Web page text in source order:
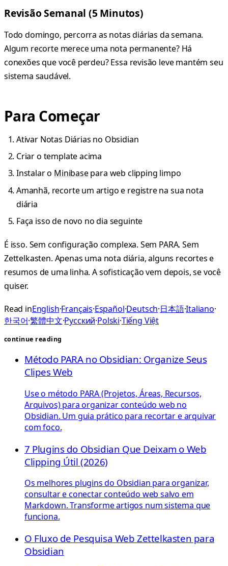
Revisão Semanal (5 Minutos)
Todo domingo, percorra as notas diárias da semana.
Algum recorte merece uma nota permanente? Há
conexões que você perdeu? Essa revisão leve mantém seu
sistema saudável.
Para Começar
Ativar Notas Diárias no Obsidian
Criar o template acima
Instalar o Minibasepara web clipping limpo
Amanhã, recorte um artigo e registre na sua nota
diária
Faça isso de novo no dia seguinte
É isso. Sem configuração complexa. Sem PARA. Sem
Zettelkasten. Apenas uma nota diária, alguns recortes e
resumos de uma linha. A sofisticação vem depois, se você
quiser.
Read inEnglish·Français·Español·Deutsch·日本語·Italiano·
한국어·繁體中文·Русский·Polski·Tiếng Việt
continue reading
Método PARA no Obsidian: Organize Seus
Clipes Web
Use o método PARA (Projetos, Áreas, Recursos,
Arquivos) para organizar conteúdo web no
Obsidian. Um guia prático para recortar e arquivar
com foco.
7 Plugins do Obsidian Que Deixam o Web
Clipping Útil (2026)
Os melhores plugins do Obsidian para organizar,
consultar e conectar conteúdo web salvo em
Markdown. Transforme artigos num sistema que
funciona.
O Fluxo de Pesquisa Web Zettelkasten para
Obsidian